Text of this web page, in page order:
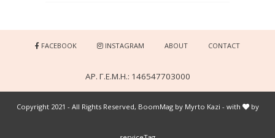
FACEBOOK INSTAGRAM ABOUT CONTACT
ΑΡ. Γ.Ε.Μ.Η.: 146547703000
Copyright 2021 - All Rights Reserved, BoomMag by Myrto Kazi - with by